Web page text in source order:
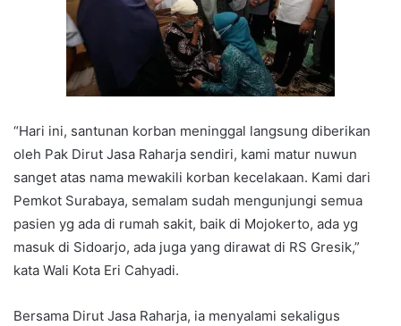
“Hari ini, santunan korban meninggal langsung diberikan
oleh Pak Dirut Jasa Raharja sendiri, kami matur nuwun
sanget atas nama mewakili korban kecelakaan. Kami dari
Pemkot Surabaya, semalam sudah mengunjungi semua
pasien yg ada di rumah sakit, baik di Mojokerto, ada yg
masuk di Sidoarjo, ada juga yang dirawat di RS Gresik,”
kata Wali Kota Eri Cahyadi.
Bersama Dirut Jasa Raharja, ia menyalami sekaligus